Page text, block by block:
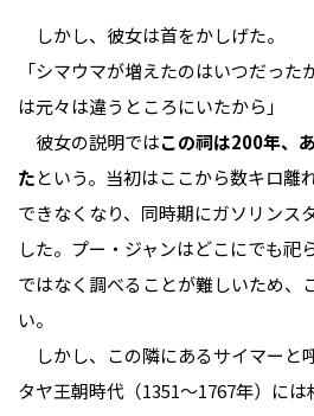
しかし、彼女は首をかしげた。
「シマウマが増えたのはいつだった
は元々は違うところにいたから」
彼女の説明ではこの祠は200年、
たという。当初はここから数キロ離
できなくなり、同時期にガソリンス
した。プー・ジャンはどこにでも祀
ではなく調べることが難しいため、
い。
しかし、この隣にあるサイマーと
タヤ王朝時代（1351～1767年）に